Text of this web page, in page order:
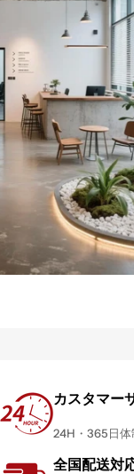
カスタマー
24H・365日体
全国配送対